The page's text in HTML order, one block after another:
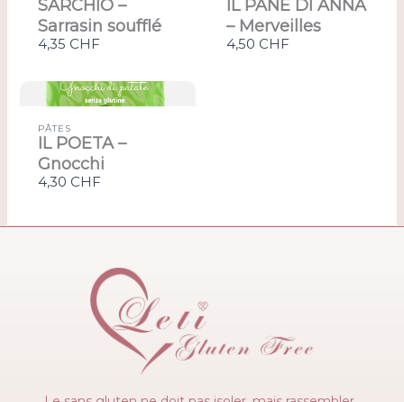
SARCHIO –
Sarrasin soufflé
4,35 CHF
IL PANE DI ANNA
– Merveilles
4,50 CHF
PÂTES
IL POETA –
Gnocchi
4,30 CHF